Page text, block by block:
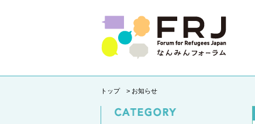
トップ> お知らせ